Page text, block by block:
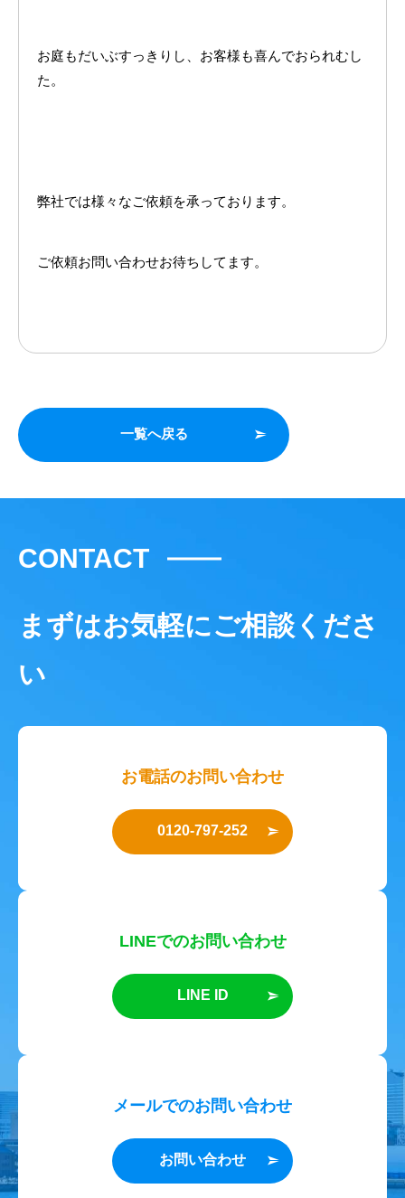
お庭もだいぶすっきりし、お客様も喜んでおられむし
た。
弊社では様々なご依頼を承っております。
ご依頼お問い合わせお待ちしてます。
一覧へ戻る
CONTACT
まずはお気軽にご相談くださ
い
お電話のお問い合わせ
0120-797-252
LINEでのお問い合わせ
LINE ID
メールでのお問い合わせ
お問い合わせ